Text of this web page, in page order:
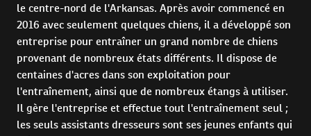
le centre-nord de l'Arkansas. Après avoir commencé en
2016 avec seulement quelques chiens, il a développé son
entreprise pour entraîner un grand nombre de chiens
provenant de nombreux états différents. Il dispose de
centaines d'acres dans son exploitation pour
l'entraînement, ainsi que de nombreux étangs à utiliser.
Il gère l'entreprise et effectue tout l'entraînement seul ;
les seuls assistants dresseurs sont ses jeunes enfants qui